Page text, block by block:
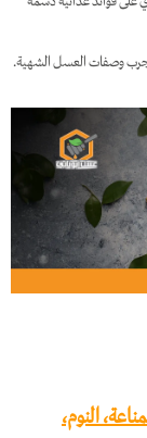
وصفات العسل الشهية.
النوم،